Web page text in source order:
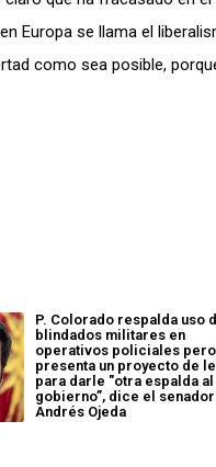
Europa se llama el
como sea posible,
P. Colorado respalda uso
blindados militares en
operativos policiales pero
presenta un proyecto de
para darle "otra espalda al
gobierno”, dice el senador
Andrés Ojeda